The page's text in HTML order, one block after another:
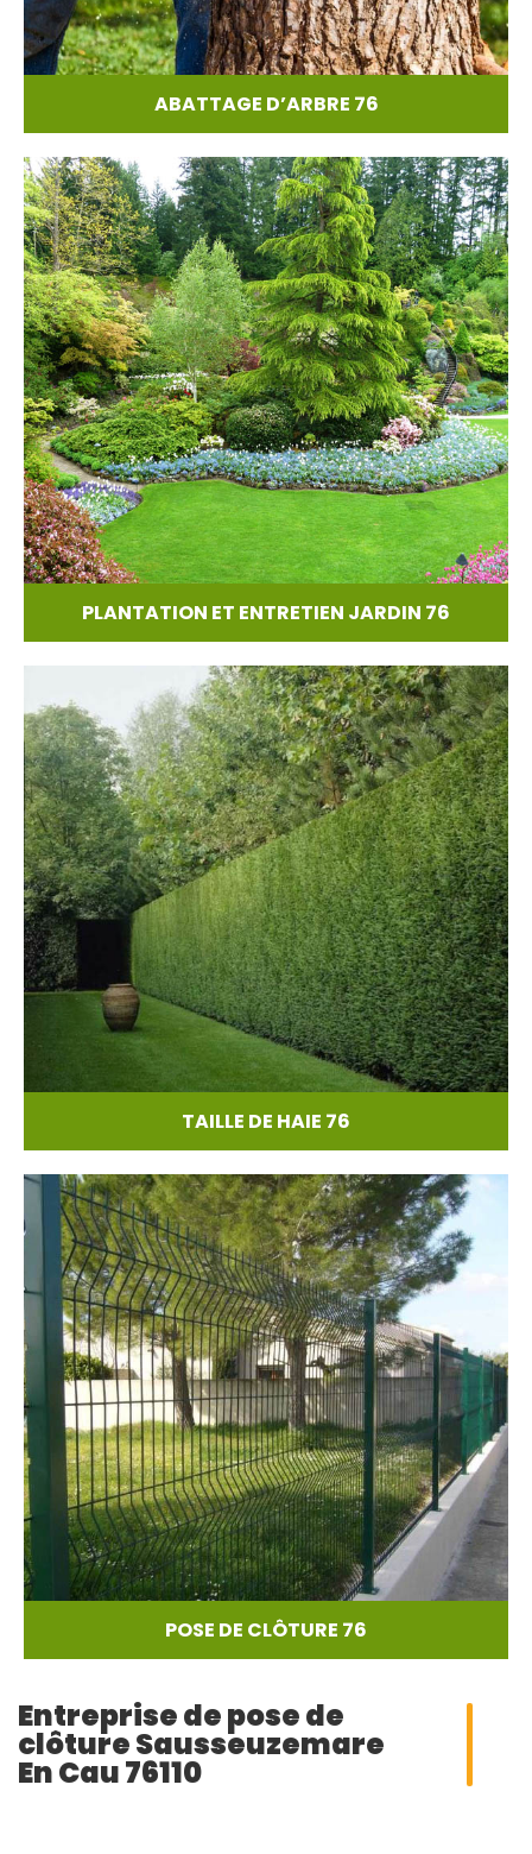
ABATTAGE D’ARBRE 76
PLANTATION ET ENTRETIEN JARDIN 76
TAILLE DE HAIE 76
POSE DE CLÔTURE 76
Entreprise de pose de
clôture Sausseuzemare
En Cau 76110